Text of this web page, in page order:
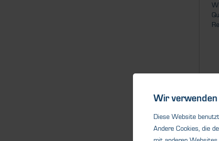
Wir verwenden
Diese Website
Andere Cookies, die